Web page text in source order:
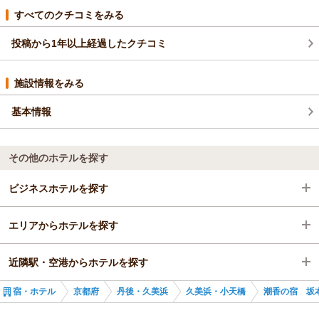
また機会がありましたら当館をご利用頂けると幸いです。
宜しくお願い致します。
すべてのクチコミをみる
投稿から1年以上経過したクチコミ
施設情報をみる
基本情報
その他のホテルを探す
ビジネスホテルを探す
京都府
丹後・久美浜
久美浜・小天橋
エリアからホテルを探す
京都府
丹後・久美浜
近隣駅・空港からホテルを探す
小天橋駅
宿・ホテル 京都府 丹後・久美浜 久美浜・小天橋 潮香の宿 坂